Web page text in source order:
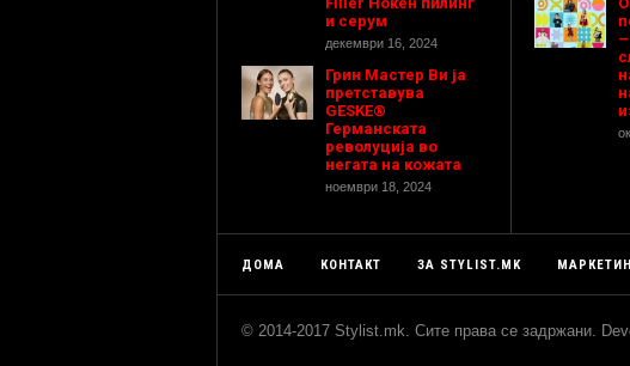
и серум
декември 16, 2024
Грин Мастер Ви ја
претставува
GESKE®
Германската
револуција во
негата на кожата
ноември 18, 2024
ДОМА КОНТАКТ ЗА STYLIST.MK
© 2014-2017 Stylist.mk. Сите права се задржани.